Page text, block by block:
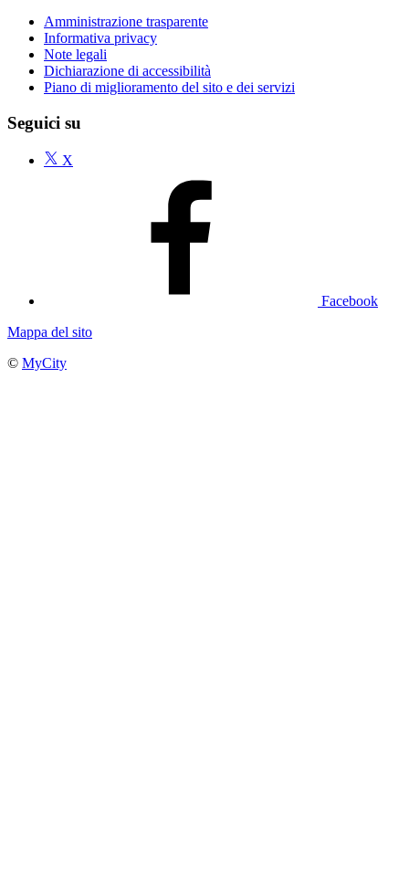
Amministrazione trasparente
Informativa privacy
Note legali
Dichiarazione di accessibilità
Piano di miglioramento del sito e dei servizi
Seguici su
X
Facebook
Mappa del sito
© MyCity